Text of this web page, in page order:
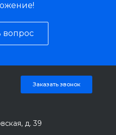
вопрос
Заказать звонок
д. 39